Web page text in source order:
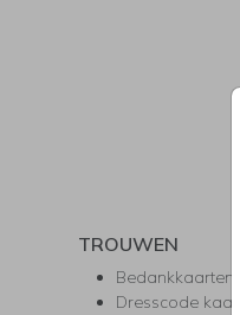
TROUWEN
Bedankkaarten
Dresscode